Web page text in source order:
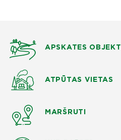
APSKATES OBJEKTI
ATPŪTAS VIETAS
MARŠRUTI